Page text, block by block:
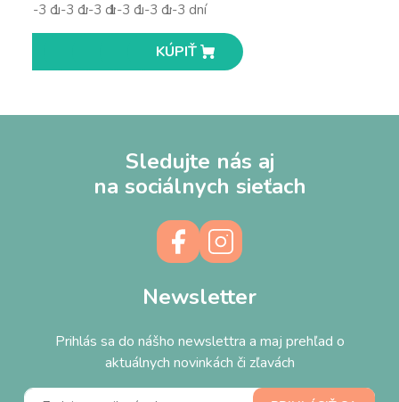
1-3 dní1-3 dní1-3 dní1-3 dní1-3 dní
KÚPIŤ
1-3 dní
KÚPIŤ
Sledujte nás aj
na sociálnych sieťach
Newsletter
Prihlás sa do nášho newslettra a maj prehľad o
aktuálnych novinkách či zľavách